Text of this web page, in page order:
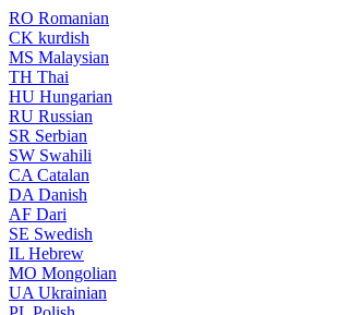
RO Romanian
CK kurdish
MS Malaysian
TH Thai
HU Hungarian
RU Russian
SR Serbian
SW Swahili
CA Catalan
DA Danish
AF Dari
SE Swedish
IL Hebrew
MO Mongolian
UA Ukrainian